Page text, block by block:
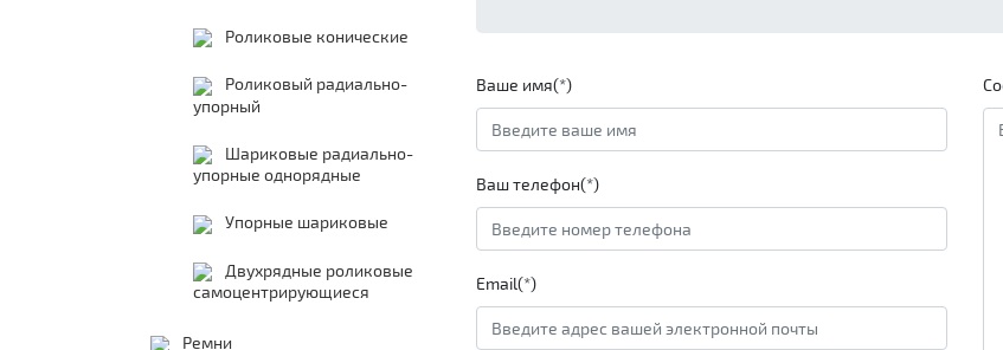
Роликовые конические
Роликовый радиально-
упорный
Шариковые радиально-
упорные однорядные
Упорные шариковые
Двухрядные роликовые
самоцентрирующиеся
Ремни
Ваше имя(*)
Ваш телефон(*)
Email(*)